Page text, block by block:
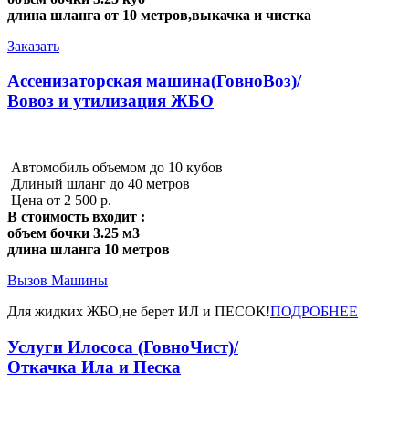
длина шланга от 10 метров,выкачка и чистка
Заказать
Ассенизаторская машина(ГовноВоз)/
Вовоз и утилизация ЖБО
Автомобиль объемом до 10 кубов
Длиный шланг до 40 метров
Цена от 2 500 р.
В стоимость входит :
объем бочки 3.25 м3
длина шланга 10 метров
Вызов Машины
Для жидких ЖБО,не берет ИЛ и ПЕСОК!ПОДРОБНЕЕ
Услуги Илососа (ГовноЧист)/
Откачка Ила и Песка